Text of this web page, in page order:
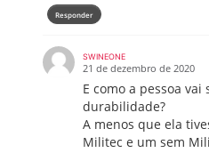
Responder
SWINEONE
21 de dezembro de 2020
E como a pessoa
durabilidade?
A menos que ela
Militec e um sem